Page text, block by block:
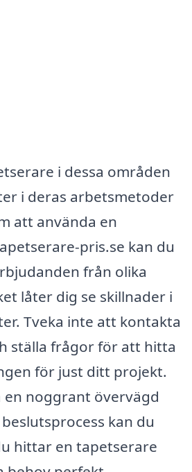
i dessa områden
i deras arbetsmetoder
att använda en
pris.se kan du
från olika
låter dig se skillnader i
Tveka inte att kontakta
ställa frågor för att hitta
för just ditt projekt.
en noggrant övervägd
kan du
hittar en tapetserare